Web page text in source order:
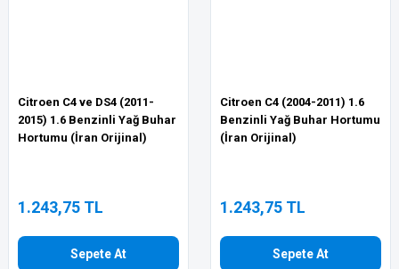
Citroen C4 ve DS4 (2011-
2015) 1.6 Benzinli Yağ Buhar
Hortumu (İran Orijinal)
1.243,75 TL
Sepete At
Citroen C4 (2004-2011) 1.6
Benzinli Yağ Buhar Hortumu
(İran Orijinal)
1.243,75 TL
Sepete At